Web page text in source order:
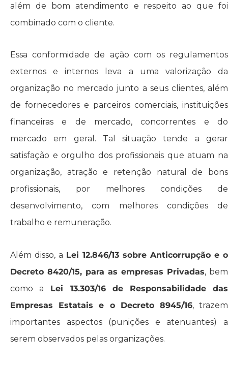
além de bom atendimento e respeito ao que foi
combinado com o cliente.
Essa conformidade de ação com os regulamentos
externos e internos leva a uma valorização da
organização no mercado junto a seus clientes, além
de fornecedores e parceiros comerciais, instituições
financeiras e de mercado, concorrentes e do
mercado em geral. Tal situação tende a gerar
satisfação e orgulho dos profissionais que atuam na
organização, atração e retenção natural de bons
profissionais, por melhores condições de
desenvolvimento, com melhores condições de
trabalho e remuneração.
Além disso, a Lei 12.846/13 sobre Anticorrupção e o
Decreto 8420/15, para as empresas Privadas, bem
como a Lei 13.303/16 de Responsabilidade das
Empresas Estatais e o Decreto 8945/16, trazem
importantes aspectos (punições e atenuantes) a
serem observados pelas organizações.